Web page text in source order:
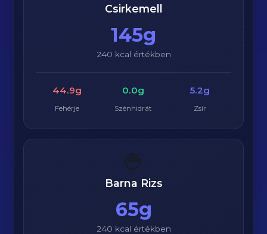
Csirkemell
145g
240 kcal értékben
44.9g
Fehérje
0.0g
Szénhidrát
5.2g
Zsír
🍚
Barna Rizs
65g
240 kcal értékben